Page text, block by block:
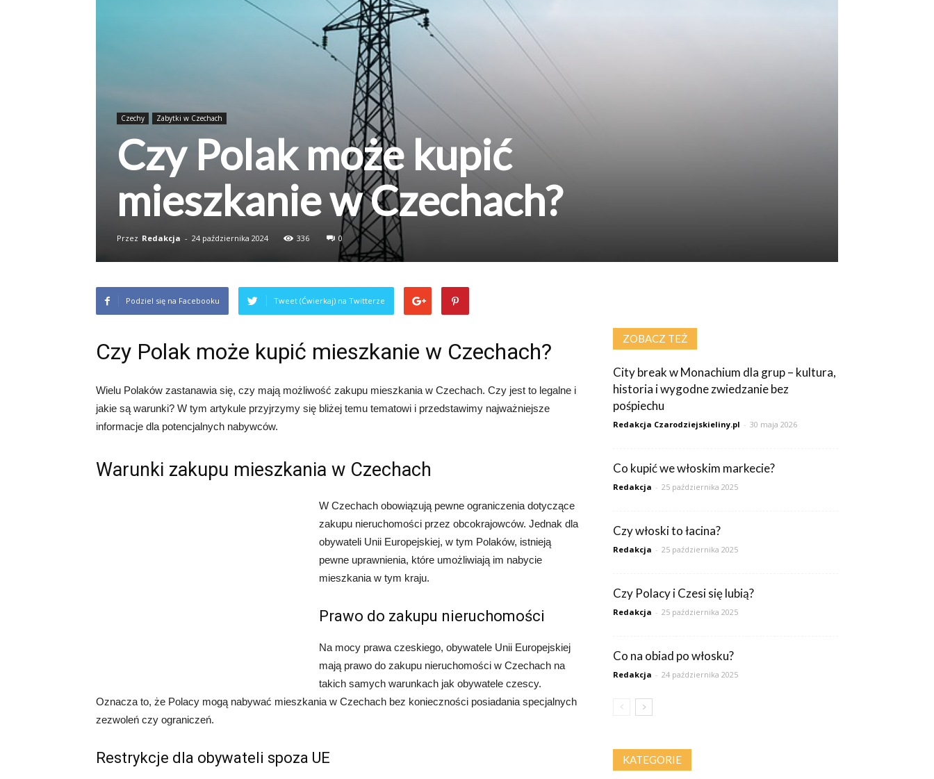
Czechy Zabytki w Czechach
Czy Polak może kupić
mieszkanie w Czechach?
Przez Redakcja - 24 października 2024 336 0
Podziel się na Facebooku Tweet (Ćwierkaj) na Twitterze
Czy Polak może kupić mieszkanie w Czechach?
Wielu Polaków zastanawia się, czy mają możliwość zakupu mieszkania w Czechach. Czy jest to legalne i
jakie są warunki? W tym artykule przyjrzymy się bliżej temu tematowi i przedstawimy najważniejsze
informacje dla potencjalnych nabywców.
Warunki zakupu mieszkania w Czechach
W Czechach obowiązują pewne ograniczenia dotyczące
zakupu nieruchomości przez obcokrajowców. Jednak dla
obywateli Unii Europejskiej, w tym Polaków, istnieją
pewne uprawnienia, które umożliwiają im nabycie
mieszkania w tym kraju.
Prawo do zakupu nieruchomości
Na mocy prawa czeskiego, obywatele Unii Europejskiej
mają prawo do zakupu nieruchomości w Czechach na
takich samych warunkach jak obywatele czescy.
Oznacza to, że Polacy mogą nabywać mieszkania w Czechach bez konieczności posiadania specjalnych
zezwoleń czy ograniczeń.
Restrykcje dla obywateli spoza UE
ZOBACZ TEŻ
City break w Monachium dla grup – kultura,
historia i wygodne zwiedzanie bez
pośpiechu
Redakcja Czarodziejskieliny.pl - 30 maja 2026
Co kupić we włoskim markecie?
Redakcja - 25 października 2025
Czy włoski to łacina?
Redakcja - 25 października 2025
Czy Polacy i Czesi się lubią?
Redakcja - 25 października 2025
Co na obiad po włosku?
Redakcja - 24 października 2025
KATEGORIE